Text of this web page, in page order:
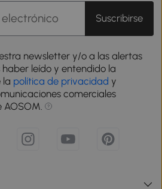
Suscribirse
newsletter y/o a las alertas
leído y entendido la
la política de privacidad y
comerciales
AOSOM.